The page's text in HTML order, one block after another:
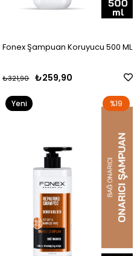
Fonex Şampuan Koruyucu 500 ML
₺259,90
₺321,90
%19
Yeni